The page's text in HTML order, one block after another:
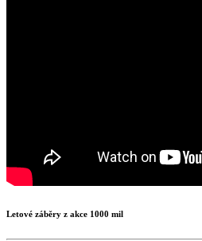
Letové záběry z akce 1000 mil